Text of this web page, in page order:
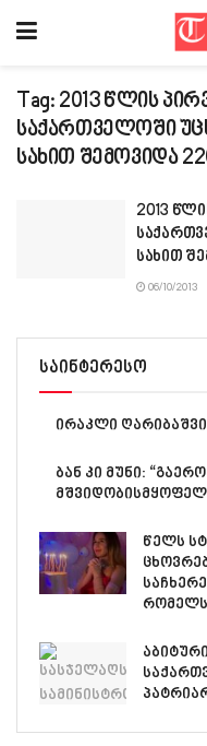
Tag: 2013 წლის
საქართველოში
სახით შემოვიდა
2013
სახით
06/10/2013
საინტერესო
ირაკლი
ბან კი მუნი:
წელს